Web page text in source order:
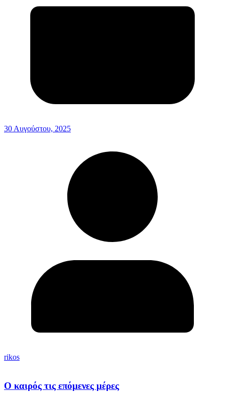
30 Αυγούστου, 2025
rikos
O καιρός τις επόμενες μέρες